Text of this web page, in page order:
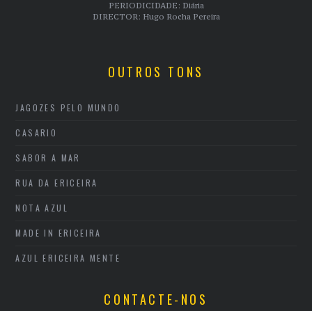
PERIODICIDADE: Diária
DIRECTOR: Hugo Rocha Pereira
OUTROS TONS
JAGOZES PELO MUNDO
CASARIO
SABOR A MAR
RUA DA ERICEIRA
NOTA AZUL
MADE IN ERICEIRA
AZUL ERICEIRA MENTE
CONTACTE-NOS